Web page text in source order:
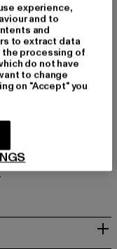
Ursprungs.
|
experience,
and to
and
to extract data
the processing of
do not have
to change
on "Accept" you